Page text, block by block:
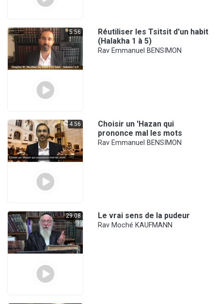
5:56
Réutiliser les Tsitsit d'un habit
(Halakha 1 à 5)
Rav Emmanuel BENSIMON
4:56
Choisir un 'Hazan qui
prononce mal les mots
Rav Emmanuel BENSIMON
29:08 Le vrai sens de la pudeur
Rav Moché KAUFMANN